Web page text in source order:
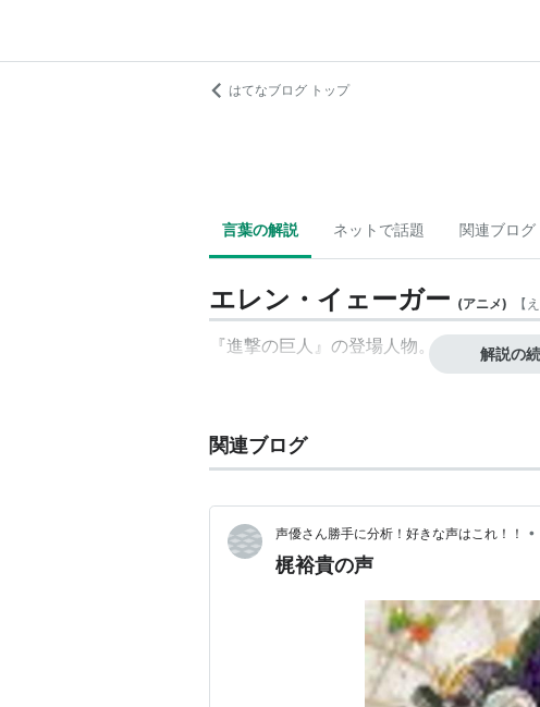
はてなブログ トップ
言葉の解説 ネットで話題 関連ブログ
エレン・イェーガー (アニメ) 【
『進撃の巨人 』の登場人物。（声：梶裕貴
解説の
関連ブログ
声優さん勝手に分析！好きな声はこれ！！ •
梶裕貴の声